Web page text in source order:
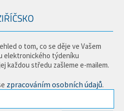
o tom, co se děje ve Vašem
elektronického týdeníku
každou středu zašleme e-mailem.
zpracováním osobních údajů.